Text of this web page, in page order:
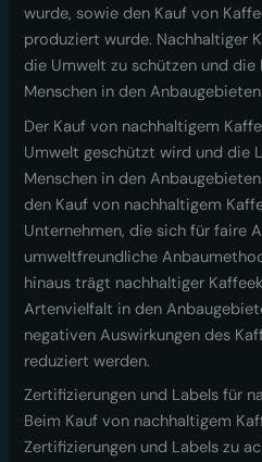
wurde, sowie den Kauf von
produziert wurde. Nachhaltiger
die Umwelt zu schützen und die
Menschen in den
Der Kauf von nachhaltigem
Umwelt geschützt wird und die
Menschen in den
den Kauf von nachhaltigem
Unternehmen, die sich für faire
umweltfreundliche
hinaus trägt nachhaltiger
Artenvielfalt in den
negativen Auswirkungen des
reduziert werden.
Zertifizierungen und Labels für
Beim Kauf von nachhaltigem
Zertifizierungen und Labels zu